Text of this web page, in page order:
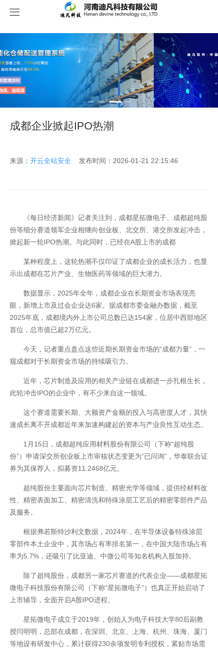
开云全站安全
成都企业掀起IPO热潮
来源： 开云全站安全 发布时间：2026-01-21 22:15:46
《每日经济新闻》记者关注到，成都星拓微电子、成都超纯股
份等细分赛道领军企业相继向创业板、北交所、港交所发起冲击，
掀起新一轮IPO热潮。与此同时，已经在A股上市的成都
某种程度上，这轮热潮不仅印证了成都企业的成长活力，也显
示出成都在芯片产业、生物医药等领域的巨大潜力。
数据显示，2025年全年，成都企业在长期资金市场表现亮
眼，新增上市及过会企业达6家。据成都市委金融办数据，截至
2025年底，成都境内外上市公司总数已达154家，位居中西部地区
首位，总市值已超2万亿元。
今天，记者重点盘点这些近期长期资金市场的“成都力量”，一
窥成都对于长期资金市场的持续吸引力。
近年，芯片制造及应用的相关产业链在成都进一步扎根生长，
此轮冲击IPO的企业中，有不少来自这一领域。
这个赛道需要长期、大额资产金额的投入与高密度人才，其快
速成长离不开成都近年来加速构建起的资本与产业良性互动生态。
1月15日，成都超纯应用材料股份有限公司（下称“超纯股
份”）申请深交所创业板上市审核状态变更为“已问询”，华泰联合证
券为其保荐人，拟募资11.2468亿元。
超纯股份主要面向芯片制造、精密光学等领域，提供经材料改
性、精密表面加工、精密清洗和特殊涂层工艺后的精密零部件产品
及服务。
根据弗若斯特沙利文数据，2024年，在半导体设备特殊涂层
零部件本土企业中，其市场占有率排名第一，在中国大陆市场占有
率为5.7%，还吸引了比亚迪、中微公司等知名机构入股加持。
除了超纯股份，成都另一家芯片赛道的代表企业——成都星拓
微电子科技股份有限公司（下称“星拓微电子”）也真正开始启动了
上市辅导，全面开启A股IPO进程。
星拓微电子成立于2019年，创始人为电子科技大学80后副教
授闫明明，总部在成都，在深圳、北京、上海、杭州、珠海、厦门
等地设有研发中心，累计获得230余项发明专利授权，紧贴市场需